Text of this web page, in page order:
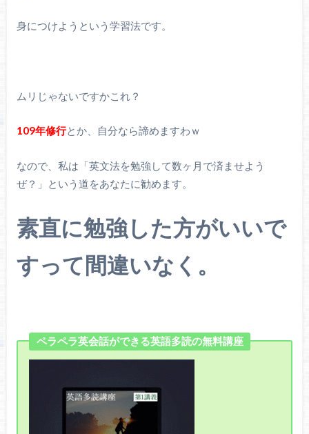
身につけようという学習法です。
ムリじゃないですかこれ？
109年修行とか、自分なら諦めますわｗ
なので、私は「英文法を勉強して数ヶ月で済ませよう
ぜ？」という道をあなたに勧めます。
素直に勉強した方がいいで
すって間違いなく。
ペラペラ英会話ができる英語多読の無料講座